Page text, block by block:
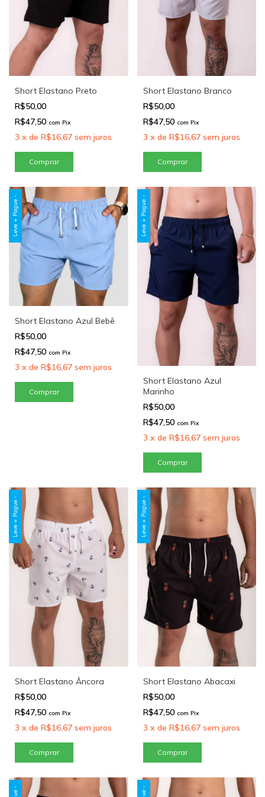
Short Elastano Preto
R$50,00
R$47,50 com Pix
3 x de R$16,67 sem juros
Comprar
Short Elastano Branco
R$50,00
R$47,50 com Pix
3 x de R$16,67 sem juros
Comprar
Leve + Pague -
Short Elastano Azul Bebê
R$50,00
R$47,50 com Pix
3 x de R$16,67 sem juros
Comprar
Leve + Pague -
Short Elastano Azul
Marinho
R$50,00
R$47,50 com Pix
3 x de R$16,67 sem juros
Comprar
Leve + Pague -
Short Elastano Âncora
R$50,00
R$47,50 com Pix
3 x de R$16,67 sem juros
Comprar
Leve + Pague -
Short Elastano Abacaxi
R$50,00
R$47,50 com Pix
3 x de R$16,67 sem juros
Comprar